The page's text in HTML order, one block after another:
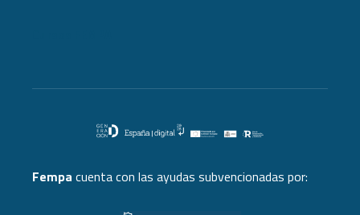
Fempa cuenta con las ayudas subvencionadas por: